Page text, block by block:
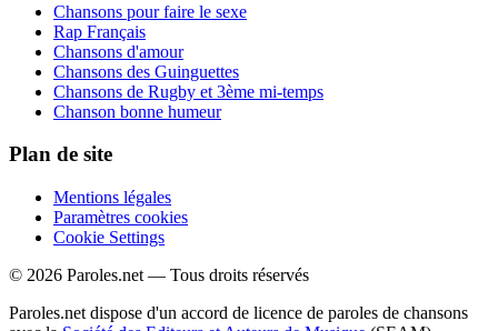
Chansons pour faire le sexe
Rap Français
Chansons d'amour
Chansons des Guinguettes
Chansons de Rugby et 3ème mi-temps
Chanson bonne humeur
Plan de site
Mentions légales
Paramètres cookies
Cookie Settings
© 2026 Paroles.net — Tous droits réservés
Paroles.net dispose d'un accord de licence de paroles de chansons